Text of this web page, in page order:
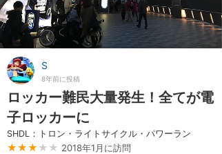
S
8年前に投稿
ロッカー難民大量発生！全てが電
子ロッカーに
SHDL：トロン・ライトサイクル・パワーラン
★★★ ★★ 2018年1月に訪問